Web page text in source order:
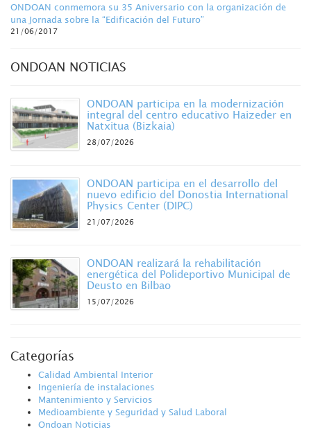
ONDOAN conmemora su 35 Aniversario con la organización de
una Jornada sobre la “Edificación del Futuro”
21/06/2017
ONDOAN NOTICIAS
ONDOAN participa en la modernización
integral del centro educativo Haizeder en
Natxitua (Bizkaia)
28/07/2026
ONDOAN participa en el desarrollo del
nuevo edificio del Donostia International
Physics Center (DIPC)
21/07/2026
ONDOAN realizará la rehabilitación
energética del Polideportivo Municipal de
Deusto en Bilbao
15/07/2026
Categorías
Calidad Ambiental Interior
Ingeniería de instalaciones
Mantenimiento y Servicios
Medioambiente y Seguridad y Salud Laboral
Ondoan Noticias